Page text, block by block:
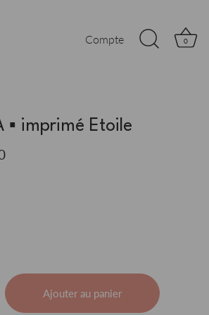
Compte 0
▪ imprimé Etoile
Ajouter au panier